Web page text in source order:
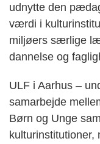
udnytte den
værdi i
miljøers særlige
dannelse og
ULF i Aarhus –
samarbejde
Børn og Unge